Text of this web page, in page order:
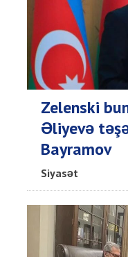
Zelenski
Əliyevə
Bayramov
Siyasət